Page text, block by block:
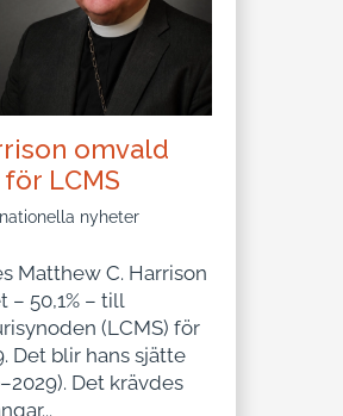
omvald
LCMS
nyheter
Matthew C. Harrison
50,1% – till
(LCMS) för
Det blir hans sjätte
Det krävdes